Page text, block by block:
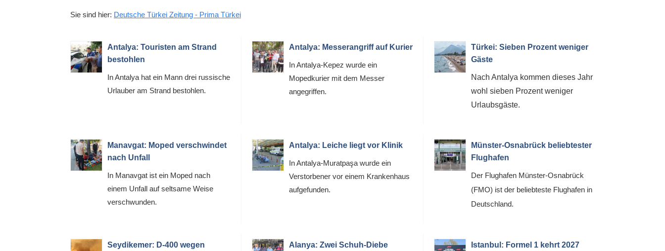
Sie sind hier: Deutsche Türkei Zeitung - Prima Türkei
Antalya: Touristen am Strand
bestohlen
In Antalya hat ein Mann drei russische
Urlauber am Strand bestohlen.
Antalya: Messerangriff auf Kurier
In Antalya-Kepez wurde ein
Mopedkurier mit dem Messer
angegriffen.
Türkei: Sieben Prozent weniger
Gäste
Nach Antalya kommen dieses Jahr
wohl sieben Prozent weniger
Urlaubsgäste.
Manavgat: Moped verschwindet
nach Unfall
In Manavgat ist ein Moped nach
einem Unfall auf seltsame Weise
verschwunden.
Antalya: Leiche liegt vor Klinik
In Antalya-Muratpaşa wurde ein
Verstorbener vor einem Krankenhaus
aufgefunden.
Münster-Osnabrück beliebtester
Flughafen
Der Flughafen Münster-Osnabrück
(FMO) ist der beliebteste Flughafen in
Deutschland.
Seydikemer: D-400 wegen
Alanya: Zwei Schuh-Diebe
Istanbul: Formel 1 kehrt 2027